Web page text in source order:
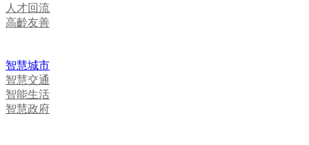
人才回流
高齡友善
智慧城市
智慧交通
智能生活
智慧政府